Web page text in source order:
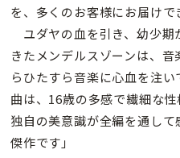
を、多くのお客様にお届けで
ユダヤの血を引き、幼少期
きたメンデルスゾーンは、
らひたすら音楽に心血を注
曲は、16歳の多感で繊細な
独自の美意識が全編を通し
傑作です」